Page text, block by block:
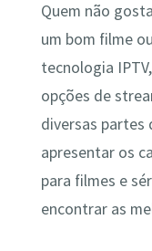
Quem não
um bom filme
tecnologia
opções de
diversas partes
apresentar os
para filmes e
encontrar as